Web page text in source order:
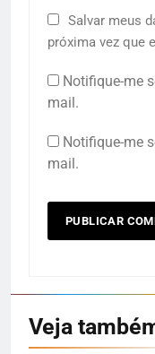
Salvar meus
próxima vez que
Notifique-me
mail.
Notifique-me
mail.
Veja